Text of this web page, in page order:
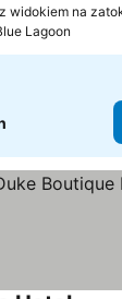
widokiem na
Lagoon